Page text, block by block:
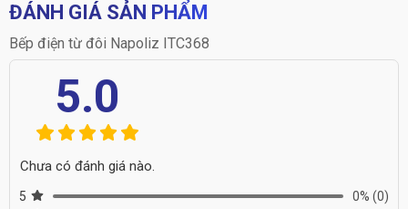
ĐÁNH GIÁ SẢN PHẨM
Bếp điện từ đôi Napoliz ITC368
5.0
Chưa có đánh giá nào.
5 0% (0)